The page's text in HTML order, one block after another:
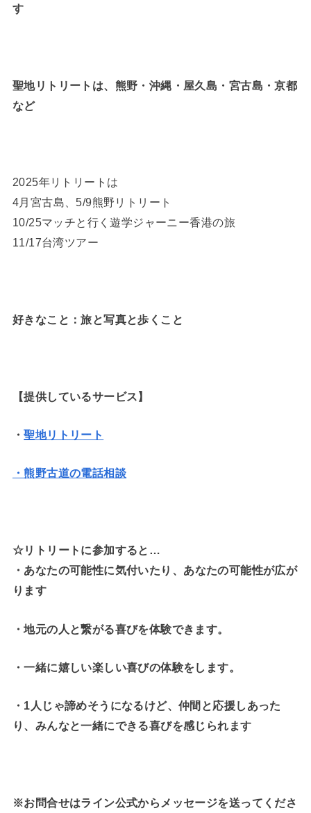
す
聖地リトリートは、熊野・沖縄・屋久島・宮古島・京都
など
2025年リトリートは
4月宮古島、5/9熊野リトリート
10/25マッチと行く遊学ジャーニー香港の旅
11/17台湾ツアー
好きなこと：旅と写真と歩くこと
【提供しているサービス】
・聖地リトリート
・熊野古道の電話相談
☆リトリートに参加すると…
・ あなたの可能性に気付いたり、あなたの可能性が広が
ります
・地元の人と繋がる喜びを体験できます。
・一緒に嬉しい楽しい喜びの体験をします。
・1人じゃ諦めそうになるけど、仲間と応援しあった
り、みんなと一緒にできる喜びを感じられます
※お問合せはライン公式からメッセージを送ってくださ